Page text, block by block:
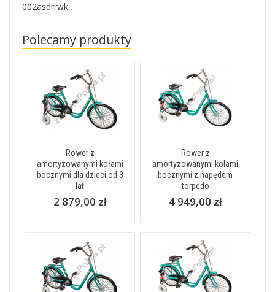
002asdrrwk
Polecamy produkty
Rower z
amortyzowanymi kołami
bocznymi dla dzieci od 3
lat
2 879,00 zł
Rower z
amortyzowanymi kolami
bocznymi z napędem
torpedo
4 949,00 zł